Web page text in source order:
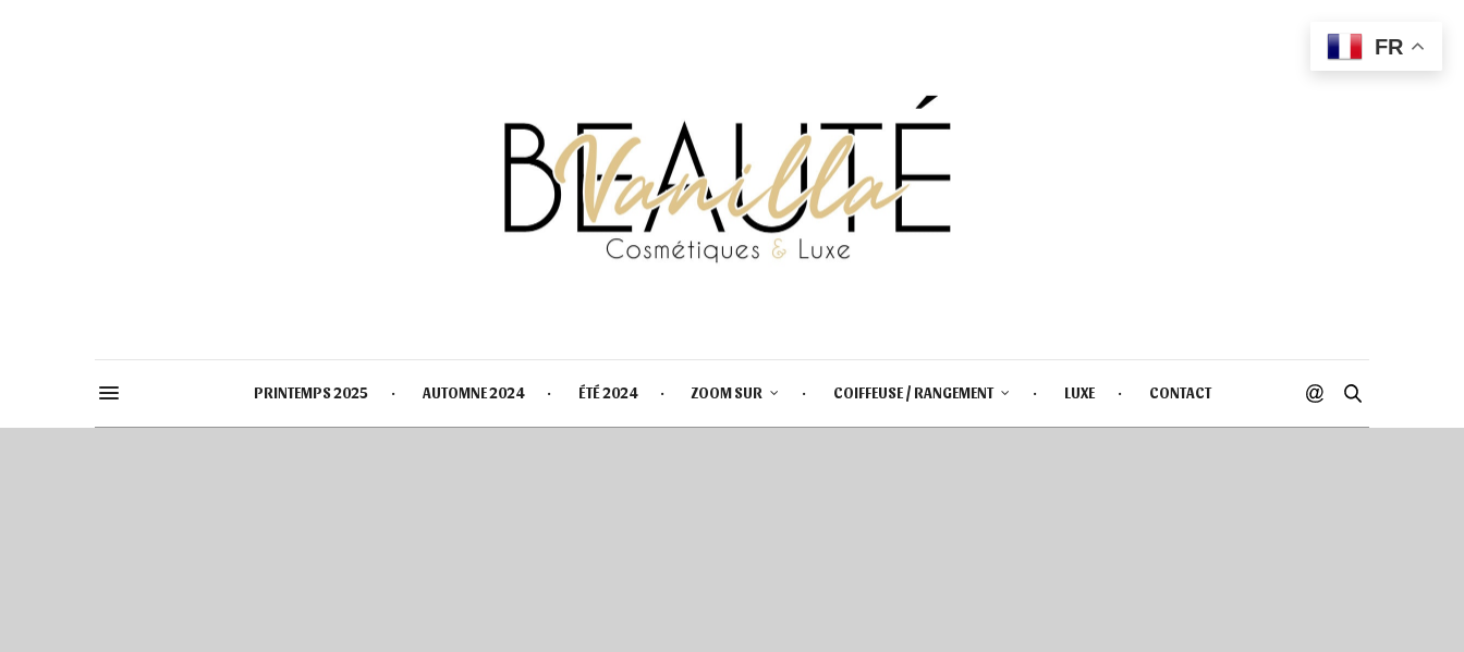
PRINTEMPS 2025 AUTOMNE 2024 ÉTÉ 2024 ZOOM SUR COIFFEUSE / RANGEMENT LUXE CONTACT
FR